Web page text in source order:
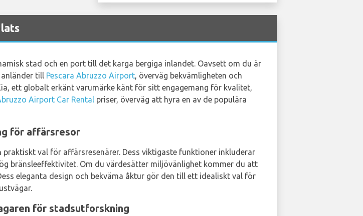
stad och en port till det karga bergiga inlandet. Oavsett om du är
till Pescara Abruzzo Airport, överväg bekvämligheten och
ett globalt erkänt varumärke känt för sitt engagemang för kvalitet,
Airport Car Rental priser, överväg att hyra en av de populära
för affärsresor
val för affärsresenärer. Dess viktigaste funktioner inkluderar
bränsleeffektivitet. Om du värdesätter miljövänlighet kommer du att
eleganta design och bekväma åktur gör den till ett idealiskt val för
för stadsutforskning